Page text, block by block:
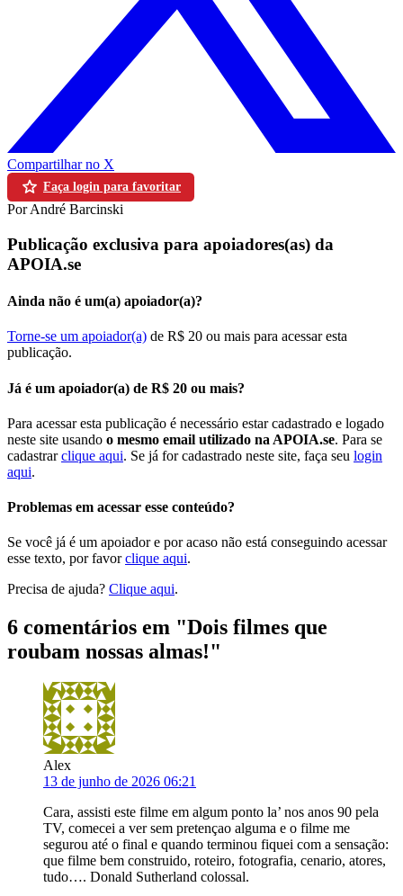
Compartilhar no X
Faça login para favoritar
Por André Barcinski
Publicação exclusiva para apoiadores(as) da
APOIA.se
Ainda não é um(a) apoiador(a)?
Torne-se um apoiador(a) de R$ 20 ou mais para acessar esta
publicação.
Já é um apoiador(a) de R$ 20 ou mais?
Para acessar esta publicação é necessário estar cadastrado e logado
neste site usando o mesmo email utilizado na APOIA.se. Para se
cadastrarclique aqui. Se já for cadastrado neste site, faça seu login
aqui.
Problemas em acessar esse conteúdo?
Se você já é um apoiador e por acaso não está conseguindo acessar
esse texto, por favorclique aqui.
Precisa de ajuda? Clique aqui.
6 comentários em "Dois filmes que
roubam nossas almas!"
Alex
13 de junho de 2026 06:21
Cara, assisti este filme em algum ponto la’ nos anos 90 pela
TV, comecei a ver sem pretençao alguma e o filme me
segurou até o final e quando terminou fiquei com a sensação:
que filme bem construido, roteiro, fotografia, cenario, atores,
tudo…. Donald Sutherland colossal.